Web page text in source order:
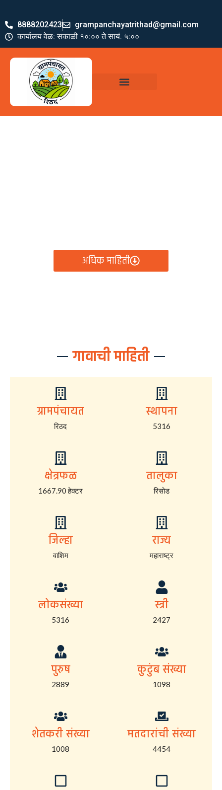
8888202423
grampanchayatrithad@gmail.com
कार्यालय वेळ: सकाळी १०:०० ते सायं. ५:००
अधिक माहिती
गावाची माहिती
ग्रामपंचायत
रिठद
स्थापना
5316
क्षेत्रफळ
1667.90 हेक्टर
तालुका
रिसोड
जिल्हा
वाशिम
राज्य
महाराष्ट्र
लोकसंख्या
5316
स्त्री
2427
पुरुष
2889
कुटुंब संख्या
1098
शेतकरी संख्या
1008
मतदारांची संख्या
4454